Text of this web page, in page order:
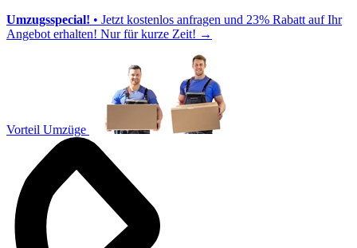
Umzugsspecial! • Jetzt kostenlos anfragen und 23% Rabatt auf Ihr
Angebot erhalten! Nur für kurze Zeit! →
Vorteil Umzüge